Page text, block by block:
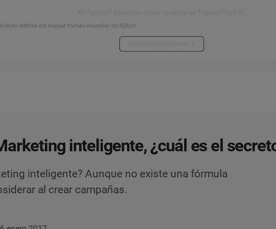
detrás del mayor torneo mundial de fútbol.
inteligente, ¿cuál es el
inteligente? Aunque no existe una fórmula
al crear campañas.